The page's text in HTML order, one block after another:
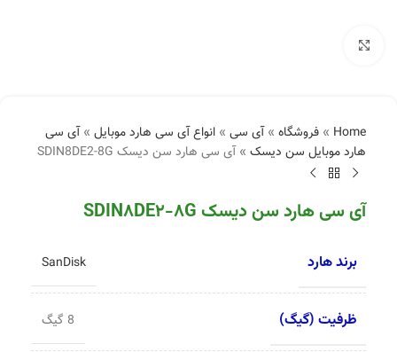
Home
» فروشگاه »آی سی » انواع آی سی هارد موبایل »آی سی
هارد موبایل سن دیسک »آی سی هارد سن دیسک SDIN8DE2-8G
آی سی هارد سن دیسک SDIN8DE2-8G
برند هارد SanDisk
ظرفیت (گیگ) 8 گیگ